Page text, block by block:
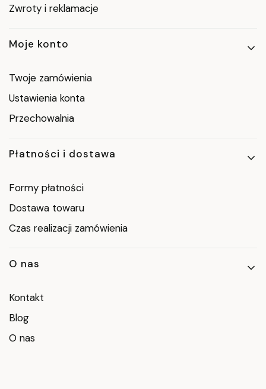
Zwroty i reklamacje
Moje konto
Twoje zamówienia
Ustawienia konta
Przechowalnia
Płatności i dostawa
Formy płatności
Dostawa towaru
Czas realizacji zamówienia
O nas
Kontakt
Blog
O nas